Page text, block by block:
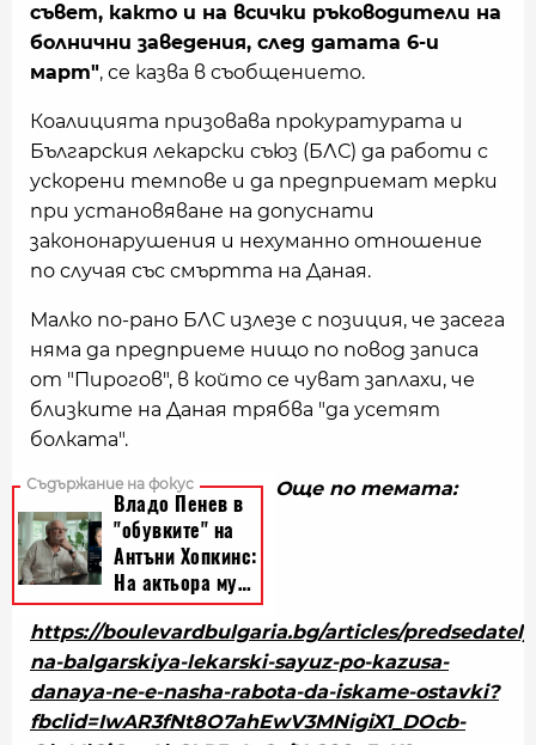
съвет, както и на всички ръководители на
болнични заведения, след датата 6-и
март", се казва в съобщението.
Коалицията призовава прокуратурата и
Българския лекарски съюз (БЛС) да работи с
ускорени темпове и да предприемат мерки
при установяване на допуснати
закононарушения и нехуманно отношение
по случая със смъртта на Даная.
Малко по-рано БЛС излезе с позиция, че засега
няма да предприеме нищо по повод записа
от "Пирогов", в който се чуват заплахи, че
близките на Даная трябва "да усетят
болката".
Още по темата:
https://boulevardbulgaria.bg/articles/
na-balgarskiya-lekarski-sayuz-po-kazusa-
danaya-ne-e-nasha-rabota-da-iskame-ostavki?
fbclid=IwAR3fNt8O7ahEwV3MNigiX1_DOcb-